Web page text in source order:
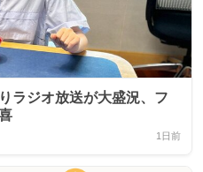
ラジオ放送が大盛況、フ
1日前